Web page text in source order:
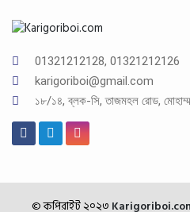
01321212128, 01321212126
karigoriboi@gmail.com
১৮/১৪, ব্লক-সি, তাজমহল রোড,
© কপিরাইট ২০২৩